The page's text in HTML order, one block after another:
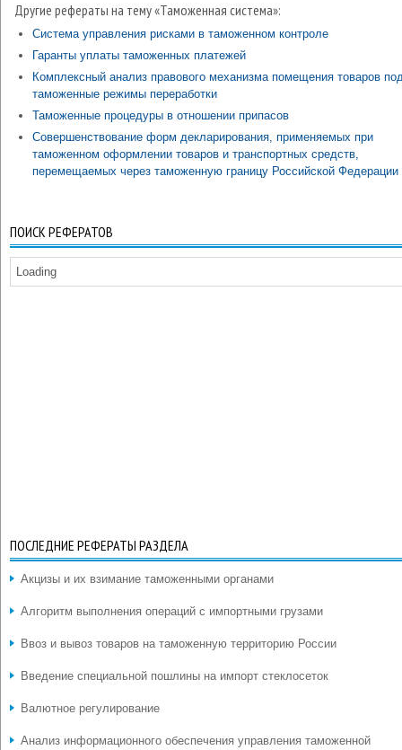
Другие рефераты на тему «Таможенная система»:
Система управления рисками в таможенном контроле
Гаранты уплаты таможенных платежей
Комплексный анализ правового механизма помещения товаров
таможенные режимы переработки
Таможенные процедуры в отношении припасов
Совершенствование форм декларирования, применяемых при
таможенном оформлении товаров и транспортных средств,
перемещаемых через таможенную границу Российской Федерации
ПОИСК РЕФЕРАТОВ
Loading
ПОСЛЕДНИЕ РЕФЕРАТЫ РАЗДЕЛА
Акцизы и их взимание таможенными органами
Алгоритм выполнения операций с импортными грузами
Ввоз и вывоз товаров на таможенную территорию России
Введение специальной пошлины на импорт стеклосеток
Валютное регулирование
Анализ информационного обеспечения управления таможенной